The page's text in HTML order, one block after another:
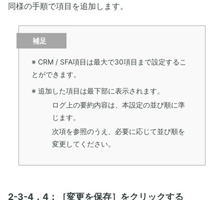
同様の手順で項目を追加します。
補足
※ CRM / SFA項目は最大で30項目まで設定するこ
とができます。
※ 追加した項目は最下部に表示されます。
ログ上の要約内容は、本設定の並び順に準
じます。
次項を参照のうえ、必要に応じて並び順を
変更してください。
2-3-4．4：［変更を保存］をクリックする